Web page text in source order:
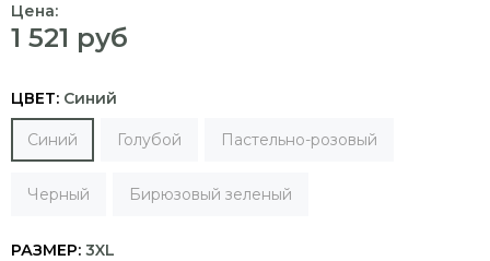
Цена:
1 521 руб
ЦВЕТ: Синий
Синий Голубой Пастельно-розовый
Черный Бирюзовый зеленый
РАЗМЕР: 3XL